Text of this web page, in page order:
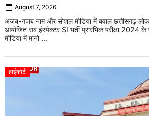
August 7, 2026
अजब-गजब नाम और सोशल मीडिया में बवाल छत्तीसगढ़ लोक
आयोजित सब इंस्पेक्टर SI भर्ती प्रारंभिक परीक्षा 2024 के
मीडिया में मानो ...
हाईकोर्ट